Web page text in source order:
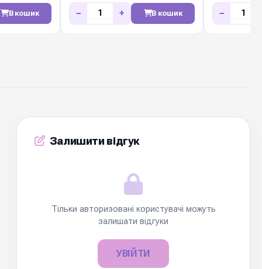
В кошик − + В кошик −
Залишити відгук
Тільки авторизовані користувачі можуть
залишати відгуки
УВІЙТИ